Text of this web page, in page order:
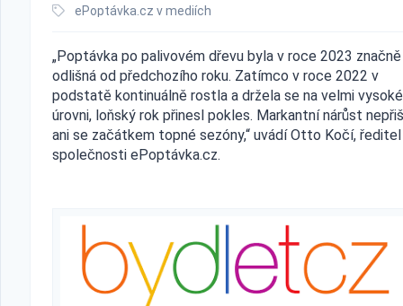
ePoptávka.cz v mediích
„Poptávka po palivovém dřevu byla v roce 2023 značně
odlišná od předchozího roku. Zatímco v roce 2022 v
podstatě kontinuálně rostla a držela se na velmi vysoké
úrovni, loňský rok přinesl pokles. Markantní nárůst
ani se začátkem topné sezóny,“ uvádí Otto Kočí, ředitel
společnosti ePoptávka.cz.